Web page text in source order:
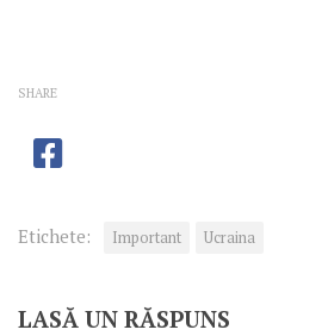
SHARE
Etichete: Important Ucraina
LASĂ UN RĂSPUNS